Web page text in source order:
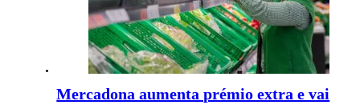
Mercadona aumenta prémio extra e vai